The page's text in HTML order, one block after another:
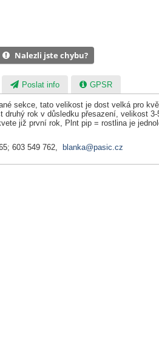
Nalezli jste chybu?
Poslat info GPSR
sekce, tato velikost je dost velká pro
druhý rok v důsledku přesazení, velikost
již první rok, Plnt pip = rostlina je
603 549 762,
blanka@pasic.cz